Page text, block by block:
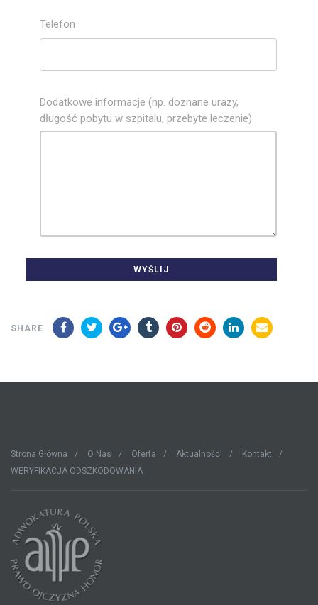
Telefon
Dodatkowe informacje (np. doznane urazy,
długość pobytu w szpitalu, przebyte leczenie)
SHARE
Strona Główna O Nas Oferta Aktualności
Kontakt
WERYFIKACJA ODSZKODOWANIA